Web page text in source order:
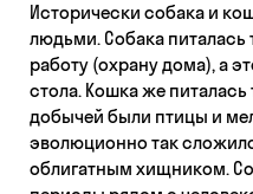
Исторически собака и
людьми. Собака питалась
работу (охрану дома), а
стола. Кошка же питалась
добычей были птицы и
эволюционно так
облигатным хищником.